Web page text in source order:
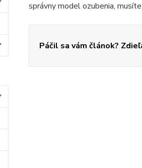
správny model ozubenia,
Páčil sa vám článok?